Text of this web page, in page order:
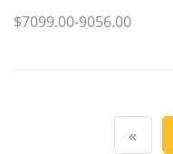
$7099.00-9056.00
«